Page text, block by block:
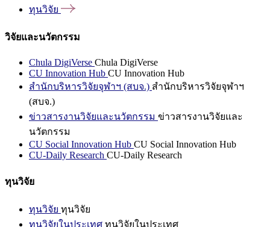
ทุนวิจัย
วิจัยและนวัตกรรม
Chula DigiVerse Chula DigiVerse
CU Innovation Hub CU Innovation Hub
สำนักบริหารวิจัยจุฬาฯ (สบจ.) สำนักบริหารวิจัยจุฬาฯ
(สบจ.)
ข่าวสารงานวิจัยและนวัตกรรม ข่าวสารงานวิจัยและ
นวัตกรรม
CU Social Innovation Hub CU Social Innovation Hub
CU-Daily Research CU-Daily Research
ทุนวิจัย
ทุนวิจัย ทุนวิจัย
ทุนวิจัยในประเทศ ทุนวิจัยในประเทศ